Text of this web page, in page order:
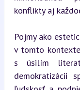
konflikty aj
Pojmy ako
v tomto
s úsilím
demokratizácii